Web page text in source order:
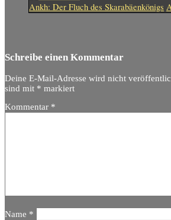
Ankh: Der Fluch des Skarabäenkönigs
Schreibe einen Kommentar
Deine E-Mail-Adresse wird nicht
sind mit * markiert
Kommentar *
Name *